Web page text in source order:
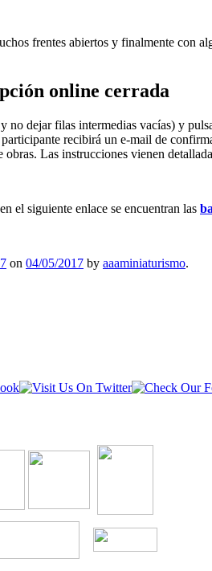
frentes abiertos y finalmente con
online cerrada
dejar filas intermedias vacías) y
recibirá un e-mail de
Las instrucciones vienen
el siguiente enlace se encuentran las
on 04/05/2017 by aaaminiaturismo.